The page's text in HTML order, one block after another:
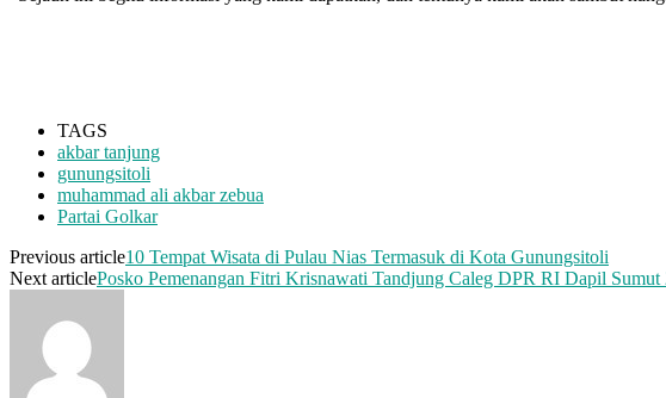
TAGS
akbar tanjung
gunungsitoli
muhammad ali akbar zebua
Partai Golkar
Previous article10 Tempat Wisata di Pulau Nias Termasuk di Kota Gunungsitoli
Next articlePosko Pemenangan Fitri Krisnawati Tandjung Caleg DPR RI Dapil